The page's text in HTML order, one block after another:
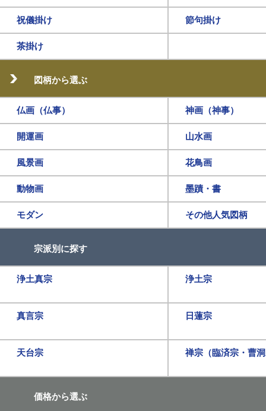
祝儀掛け 節句掛け
茶掛け
図柄から選ぶ
仏画（仏事） 神画（神事）
開運画 山水画
風景画 花鳥画
動物画 墨蹟・書
モダン その他人気図柄
宗派別に探す
浄土真宗 浄土宗
真言宗 日蓮宗
天台宗 禅宗（臨済宗・曹
価格から選ぶ